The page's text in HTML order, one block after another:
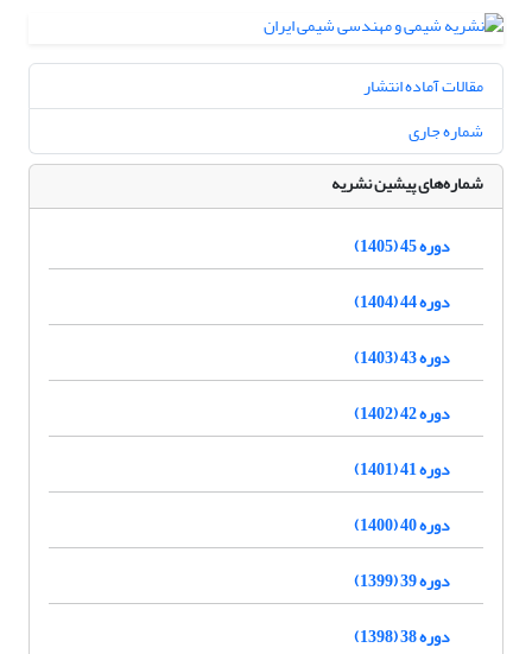
مقالات آماده انتشار
شماره جاری
شماره‌های پیشین نشریه
دوره 45 (1405)
دوره 44 (1404)
دوره 43 (1403)
دوره 42 (1402)
دوره 41 (1401)
دوره 40 (1400)
دوره 39 (1399)
دوره 38 (1398)